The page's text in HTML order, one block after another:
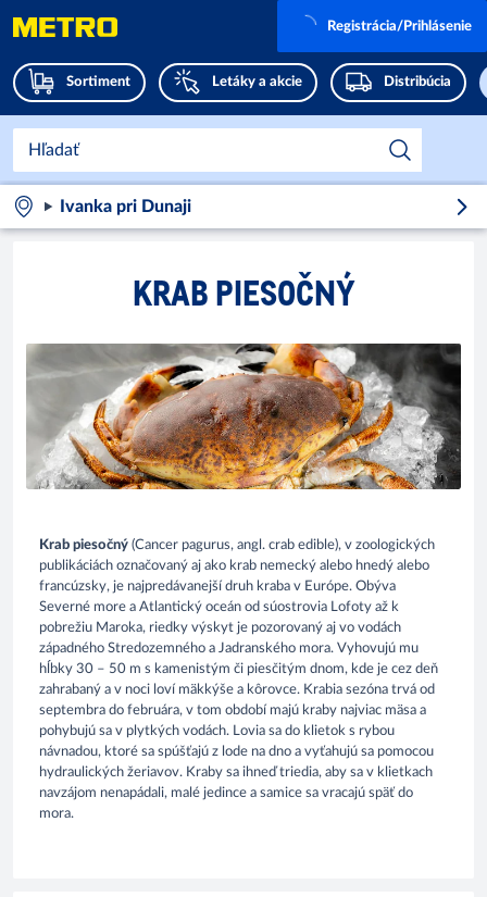
Sortiment Letáky a akcie Distribúcia
Registrácia/Prihlásenie
Ivanka pri Dunaji
KRAB PIESOČNÝ
Krab piesočný (Cancer pagurus, angl. crab edible), v zoologických
publikáciách označovaný aj ako krab nemecký alebo hnedý alebo
francúzsky, je najpredávanejší druh kraba v Európe. Obýva
Severné more a Atlantický oceán od súostrovia Lofoty až k
pobrežiu Maroka, riedky výskyt je pozorovaný aj vo vodách
západného Stredozemného a Jadranského mora. Vyhovujú mu
hĺbky 30 – 50 m s kamenistým či piesčitým dnom, kde je cez deň
zahrabaný a v noci loví mäkkýše a kôrovce. Krabia sezóna trvá od
septembra do februára, v tom období majú kraby najviac mäsa a
pohybujú sa v plytkých vodách. Lovia sa do klietok s rybou
návnadou, ktoré sa spúšťajú z lode na dno a vyťahujú sa pomocou
hydraulických žeriavov. Kraby sa ihneď triedia, aby sa v klietkach
navzájom nenapádali, malé jedince a samice sa vracajú späť do
mora.